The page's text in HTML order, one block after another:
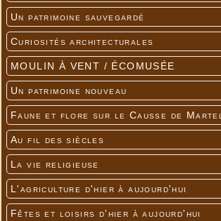
Un patrimoine sauvegardé
Curiosités architecturales
MOULIN À VENT / ÉCOMUSÉE
Un patrimoine nouveau
Faune et flore sur le Causse de Martel
Au fil des siècles
La vie religieuse
L'agriculture d'hier à aujourd'hui
Fêtes et loisirs d'hier à aujourd'hui